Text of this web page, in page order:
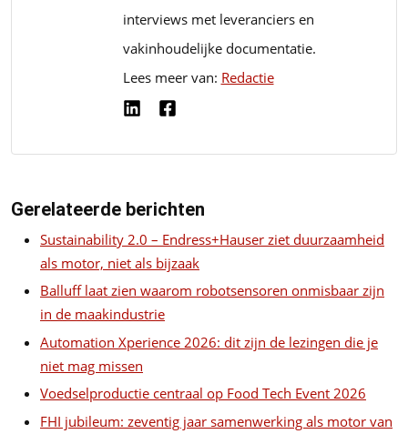
interviews met leveranciers en
vakinhoudelijke documentatie.
Lees meer van: Redactie
Gerelateerde berichten
Sustainability 2.0 – Endress+Hauser ziet duurzaamheid
als motor, niet als bijzaak
Balluff laat zien waarom robotsensoren onmisbaar zijn
in de maakindustrie
Automation Xperience 2026: dit zijn de lezingen die je
niet mag missen
Voedselproductie centraal op Food Tech Event 2026
FHI jubileum: zeventig jaar samenwerking als motor van